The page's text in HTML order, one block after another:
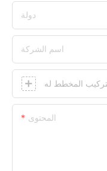
دولة
اسم الشركة
المخطط له
المحتوى